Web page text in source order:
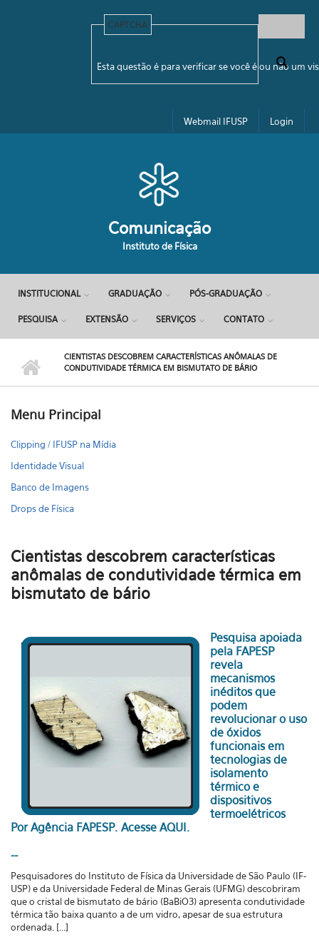
Formulário de busca
CAPTCHA
Esta questão é para verificar se você é ou não um
Webmail IFUSP Login
Comunicação
Instituto de Física
INSTITUCIONAL GRADUAÇÃO PÓS-GRADUAÇÃO
PESQUISA EXTENSÃO SERVIÇOS CONTATO
CIENTISTAS DESCOBREM CARACTERÍSTICAS ANÔMALAS DE
CONDUTIVIDADE TÉRMICA EM BISMUTATO DE BÁRIO
Menu Principal
Clipping / IFUSP na Mídia
Identidade Visual
Banco de Imagens
Drops de Física
Cientistas descobrem características
anômalas de condutividade térmica em
bismutato de bário
Pesquisa apoiada
pela FAPESP
revela
mecanismos
inéditos que
podem
revolucionar o uso
de óxidos
funcionais em
tecnologias de
isolamento
térmico e
dispositivos
termoelétricos
Por Agência FAPESP. Acesse AQUI.
--
Pesquisadores do Instituto de Física da Universidade de São Paulo (IF-
USP) e da Universidade Federal de Minas Gerais (UFMG) descobriram
que o cristal de bismutato de bário (BaBiO3) apresenta condutividade
térmica tão baixa quanto a de um vidro, apesar de sua estrutura
ordenada. [...]